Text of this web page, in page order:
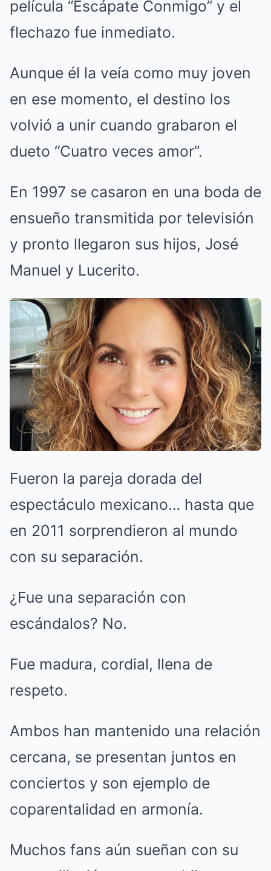
película “Escápate Conmigo” y el
flechazo fue inmediato.
Aunque él la veía como muy joven
en ese momento, el destino los
volvió a unir cuando grabaron el
dueto “Cuatro veces amor”.
En 1997 se casaron en una boda de
ensueño transmitida por televisión
y pronto llegaron sus hijos, José
Manuel y Lucerito.
Fueron la pareja dorada del
espectáculo mexicano… hasta que
en 2011 sorprendieron al mundo
con su separación.
¿Fue una separación con
escándalos? No.
Fue madura, cordial, llena de
respeto.
Ambos han mantenido una relación
cercana, se presentan juntos en
conciertos y son ejemplo de
coparentalidad en armonía.
Muchos fans aún sueñan con su